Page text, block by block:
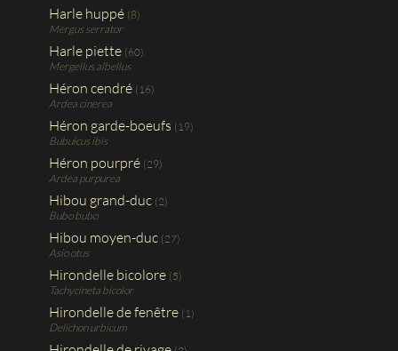
Harle huppé (8)
Mergus serrator
Harle piette (60)
Mergellus albellus
Héron cendré (16)
Ardea cinerea
Héron garde-boeufs (19)
Bubulcus ibis
Héron pourpré (29)
Ardea purpurea
Hibou grand-duc (2)
Bubo bubo
Hibou moyen-duc (27)
Asio otus
Hirondelle bicolore (5)
Tachycineta bicolor
Hirondelle de fenêtre (1)
Delichon urbicum